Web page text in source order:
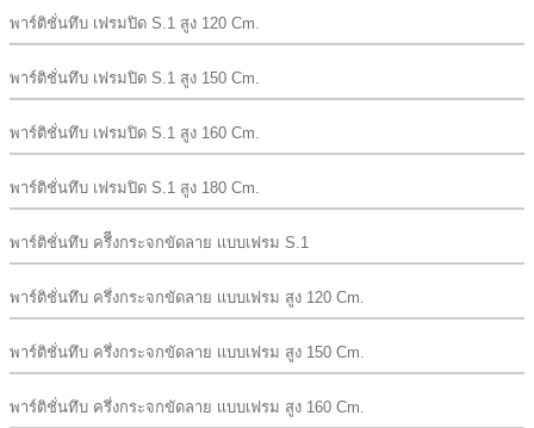
พาร์ติชั่นทึบ เฟรมปิด S.1 สูง 120 Cm.
พาร์ติชั่นทึบ เฟรมปิด S.1 สูง 150 Cm.
พาร์ติชั่นทึบ เฟรมปิด S.1 สูง 160 Cm.
พาร์ติชั่นทึบ เฟรมปิด S.1 สูง 180 Cm.
พาร์ติชั่นทึบ ครึีงกระจกขัดลาย เเบบเฟรม S.1
พาร์ติชั่นทึบ ครึ่งกระจกขัดลาย เเบบเฟรม สูง 120 Cm.
พาร์ติชั่นทึบ ครึ่งกระจกขัดลาย เเบบเฟรม สูง 150 Cm.
พาร์ติชั่นทึบ ครึ่งกระจกขัดลาย เเบบเฟรม สูง 160 Cm.